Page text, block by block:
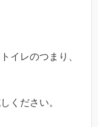
イレのつまり、
ください。